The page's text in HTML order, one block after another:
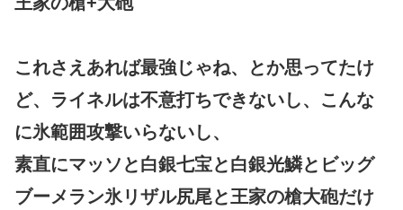
これさえあれば最強じゃね、とか思ってたけ
ど、ライネルは不意打ちできないし、こんな
に氷範囲攻撃いらないし、
素直にマッソと白銀七宝と白銀光鱗とビッグ
ブーメラン氷リザル尻尾と王家の槍大砲だけ